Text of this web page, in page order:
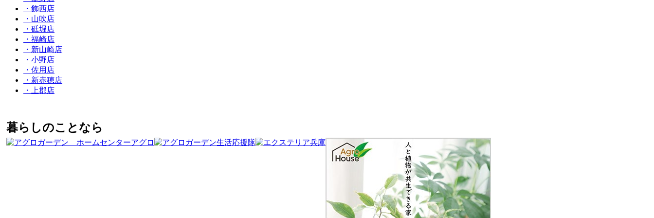
・飾西店
・山吹店
・砥堀店
・福崎店
・新山崎店
・小野店
・佐用店
・新赤穂店
・上郡店
暮らしのことなら